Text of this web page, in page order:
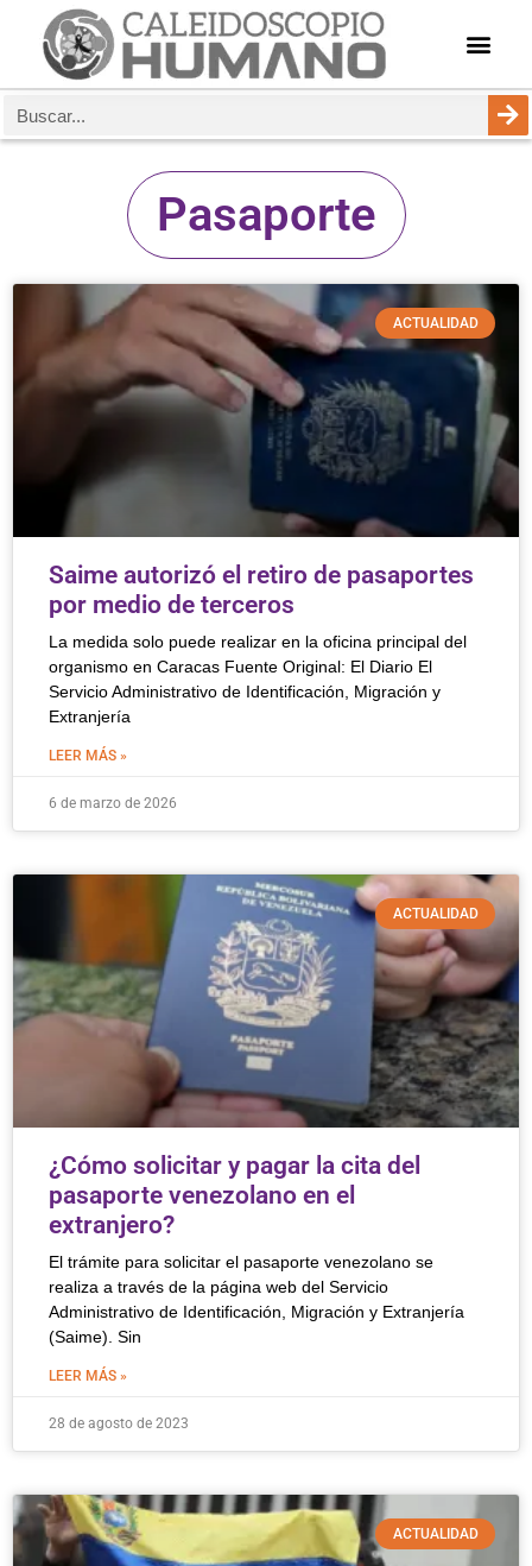
Pasaporte
ACTUALIDAD
Saime autorizó el retiro de pasaportes
por medio de terceros
La medida solo puede realizar en la oficina principal del
organismo en Caracas Fuente Original: El Diario El
Servicio Administrativo de Identificación, Migración y
Extranjería
LEER MÁS »
6 de marzo de 2026
ACTUALIDAD
¿Cómo solicitar y pagar la cita del
pasaporte venezolano en el
extranjero?
El trámite para solicitar el pasaporte venezolano se
realiza a través de la página web del Servicio
Administrativo de Identificación, Migración y Extranjería
(Saime). Sin
LEER MÁS »
28 de agosto de 2023
ACTUALIDAD